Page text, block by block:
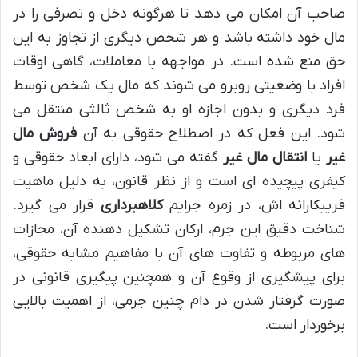
صاحب آن امکان می دهد تا هرگونه دخل و تصرفی را در
مال خود داشته باشد و هر شخص دیگری از تجاوز به این
حق منع شده است. در مواجهه با معاملات، گاهی اوقات
افراد با وضعیتی روبرو می شوند که مال یک شخص توسط
فرد دیگری و بدون اجازه او به شخص ثالثی منتقل می
شود. این فعل که در اصطلاح حقوقی به آن فروش مال
غیر یا انتقال مال غیر گفته می شود، دارای ابعاد حقوقی و
کیفری پیچیده ای است و از نظر قانون، به دلیل ماهیت
فریبکارانه اش، در زمره جرایمکلاهبرداری قرار می گیرد.
شناخت دقیق این جرم، ارکان تشکیل دهنده آن، مجازات
های مربوطه و تفاوت های آن با مفاهیم مشابه حقوقی،
برای پیشگیری از وقوع آن و همچنین پیگیری قانونی در
صورت گرفتار شدن در دام چنین جرمی، از اهمیت بالایی
برخوردار است.